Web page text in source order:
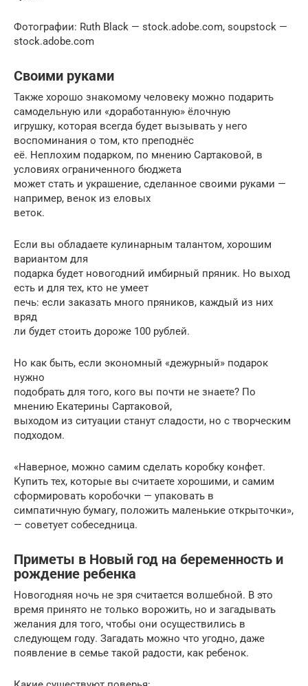
Фотографии: Ruth Black — stock.adobe.com, soupstock —
stock.adobe.com
Своими руками
Также хорошо знакомому человеку можно подарить
самодельную или «доработанную» ёлочную
игрушку, которая всегда будет вызывать у него
воспоминания о том, кто преподнёс
её. Неплохим подарком, по мнению Сартаковой, в
условиях ограниченного бюджета
может стать и украшение, сделанное своими руками —
например, венок из еловых
веток.
Если вы обладаете кулинарным талантом, хорошим
вариантом для
подарка будет новогодний имбирный пряник. Но выход
есть и для тех, кто не умеет
печь: если заказать много пряников, каждый из них
вряд
ли будет стоить дороже 100 рублей.
Но как быть, если экономный «дежурный» подарок
нужно
подобрать для того, кого вы почти не знаете? По
мнению Екатерины Сартаковой,
выходом из ситуации станут сладости, но с творческим
подходом.
«Наверное, можно самим сделать коробку конфет.
Купить тех, которые вы считаете хорошими, и самим
сформировать коробочки — упаковать в
симпатичную бумагу, положить маленькие открыточки»,
— советует собеседница.
Приметы в Новый год на беременность и
рождение ребенка
Новогодняя ночь не зря считается волшебной. В это
время принято не только ворожить, но и загадывать
желания для того, чтобы они осуществились в
следующем году. Загадать можно что угодно, даже
появление в семье такой радости, как ребенок.